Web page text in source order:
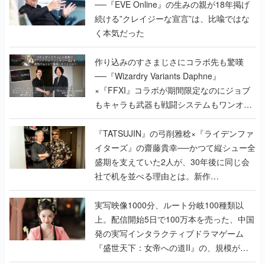
──『EVE Online』の生みの親が18年掲げ
続ける”クレイジーな宣言”は、比喩ではな
く本気だった
作り込みのすさまじさにコラボ先も驚嘆
──『Wizardry Variants Daphne』
×『FFXI』コラボが期間限定なのにジョブ
もキャラも武器も戦闘システムもワンオフ
で作り込まれた理由を両ディレクターに聞
く
『TATSUJIN』の弓削雅稔×『ライデンファ
イターズ』の齋藤貴幸──かつて縦シュー全
盛期を支えていた2人が、30年後に同じ会
社で机を並べる理由とは。新作
『TATSUJIN EXTREME』で初タッグを組
んだレジェンド2人に訊く開発秘話
実写映像1000分、ルート分岐100種類以
上。配信開始5日で100万本を売った、中国
発の実写インタラクティブドラマゲーム
『盛世天下：女帝への道II』の、規模が違
うこだわりをプロデューサーに聞いた